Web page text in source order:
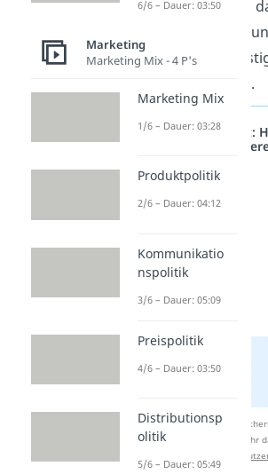
die Zielgruppen
gewinnt neue
steigert
Verkaufszahlen.
Studyflix vernetzt:
einem
Nach Beantwortung
Studyflix zu verbessern. Mehr
6/6 – Dauer: 03:50
Marketing
Marketing Mix - 4 P's
Marketing Mix
1/6 – Dauer: 03:28
Produktpolitik
2/6 – Dauer: 04:12
Kommunikatio
nspolitik
3/6 – Dauer: 05:09
Preispolitik
4/6 – Dauer: 03:50
Distributionsp
olitik
5/6 – Dauer: 05:49